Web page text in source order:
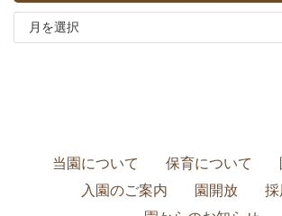
当園について 保育について
入園のご案内
園開放
採